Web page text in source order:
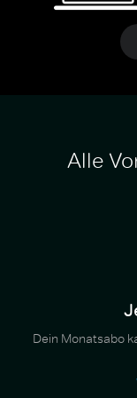
Alle
Dein Monatsabo